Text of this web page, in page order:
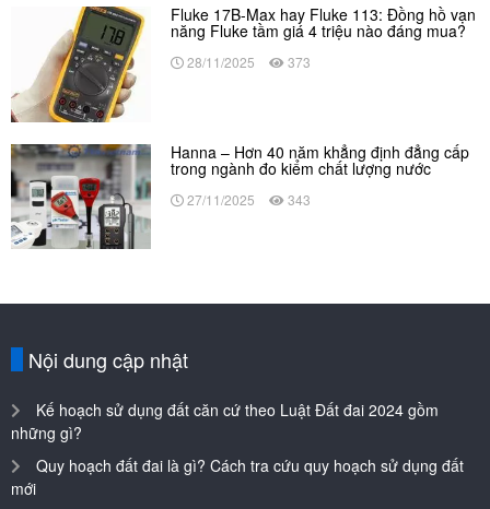
Fluke 17B-Max hay Fluke 113: Đồng hồ vạn
năng Fluke tầm giá 4 triệu nào đáng mua?
28/11/2025 373
Hanna – Hơn 40 năm khẳng định đẳng cấp
trong ngành đo kiểm chất lượng nước
27/11/2025 343
Nội dung cập nhật
Kế hoạch sử dụng đất căn cứ theo Luật Đất đai 2024 gồm
những gì?
Quy hoạch đất đai là gì? Cách tra cứu quy hoạch sử dụng đất
mới